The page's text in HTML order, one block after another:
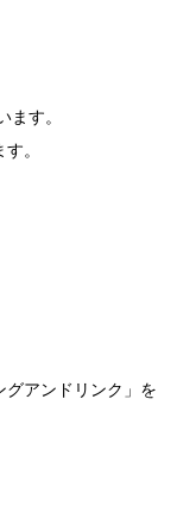
す。
。
グアンドリンク」を